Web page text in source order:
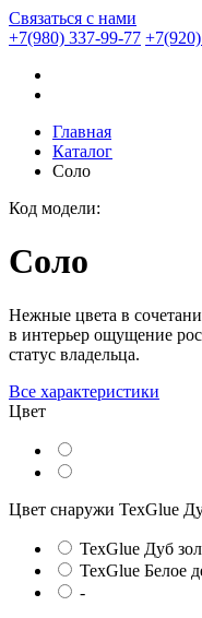
Связаться с нами
+7(980) 337-99-77
Главная
Каталог
Соло
Код модели:
Соло
Нежные цвета в
в интерьер ощущение
статус владельца.
Все характеристики
Цвет
Цвет снаружи TexGlue
TexGlue Дуб
TexGlue Белое
-